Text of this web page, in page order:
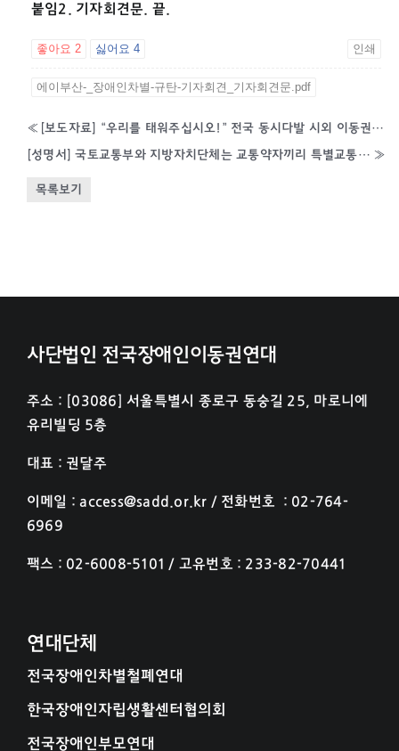
붙임2. 기자회견문. 끝.
좋아요 2 싫어요4 인쇄
에이부산-_장애인차별-규탄-기자회견_기자회견문.pdf
« [보도자료] “우리를 태워주십시오!” 전국 동시다발 시외 이동권 차별구제 소송 접수 시작
[성명서] 국토교통부와 지방자치단체는 교통약자끼리 특별교통수단으로 싸우게 하지 말고 법이 정한 대로 휠체어 이용자에게 우선 배차하라! »
목록보기
사단법인 전국장애인이동권연대
주소 : [03086] 서울특별시 종로구 동숭길 25, 마로니에
유리빌딩 5층
대표 : 권달주
이메일 : access@sadd.or.kr / 전화번호 : 02-764-
6969
팩스 : 02-6008-5101 / 고유번호 : 233-82-70441
연대단체
전국장애인차별철폐연대
한국장애인자립생활센터협의회
전국장애인부모연대